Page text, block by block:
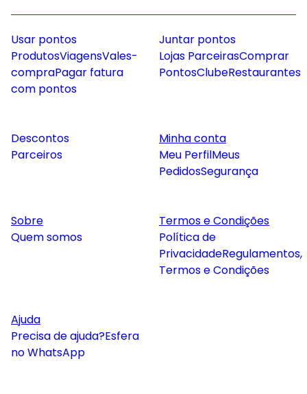
Usar pontos
ProdutosViagensVales-
compraPagar fatura
com pontos
Juntar pontos
Lojas ParceirasComprar
PontosClubeRestaurantes
Descontos
Parceiros
Minha conta
Meu PerfilMeus
PedidosSegurança
Sobre
Quem somos
Termos e Condições
Política de
PrivacidadeRegulamentos,
Termos e Condições
Ajuda
Precisa de ajuda?Esfera
no WhatsApp